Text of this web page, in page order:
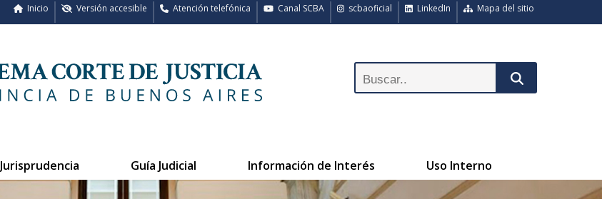
Mapa del sitio
LinkedIn
scbaoficial
Canal SCBA
Atención telefónica
Versión accesible
Inicio
Jurisprudencia Guía Judicial Información de Interés Uso Interno